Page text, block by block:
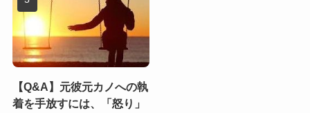
【Q&A】元彼元カノへの執
着を手放すには、「怒り」